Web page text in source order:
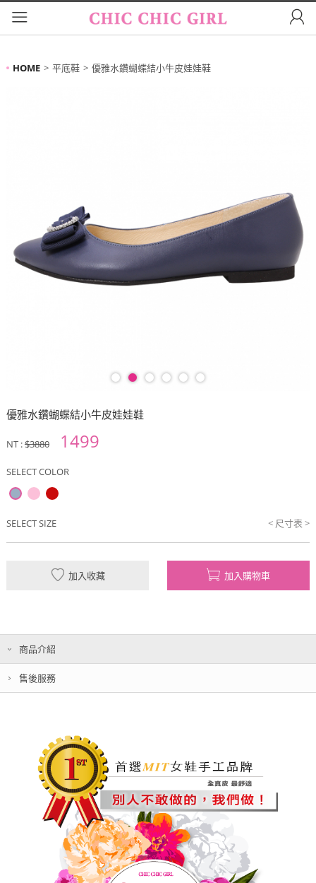
HOME 平底鞋 優雅水鑽蝴蝶結小牛皮娃娃鞋
優雅水鑽蝴蝶結小牛皮娃娃鞋
NT :$3880 1499
SELECT COLOR
< 尺寸表 >
SELECT SIZE
加入收藏 加入購物車
商品介紹
售後服務